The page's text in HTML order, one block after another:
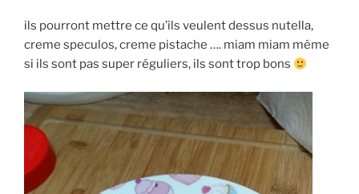
ils pourront mettre ce qu’ils veulent dessus nutella,
creme speculos, creme pistache …. miam miam même
si ils sont pas super réguliers, ils sont trop bons